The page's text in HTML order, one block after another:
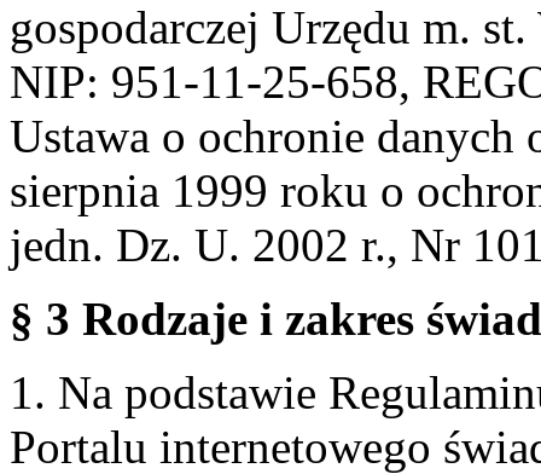
gospodarczej Urzędu m.
NIP: 951-11-25-658,
Ustawa o ochronie danych
sierpnia 1999 roku o
jedn. Dz. U. 2002 r., Nr
§ 3 Rodzaje i zakres
1. Na podstawie
Portalu internetowego